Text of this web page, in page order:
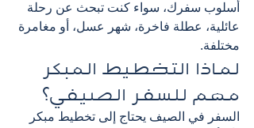
أسلوب سفرك، سواء كنت تبحث عن رحلة
عائلية، عطلة فاخرة، شهر عسل، أو مغامرة
مختلفة.
لماذا التخطيط المبكر
مهم للسفر الصيفي؟
السفر في الصيف يحتاج إلى تخطيط مبكر